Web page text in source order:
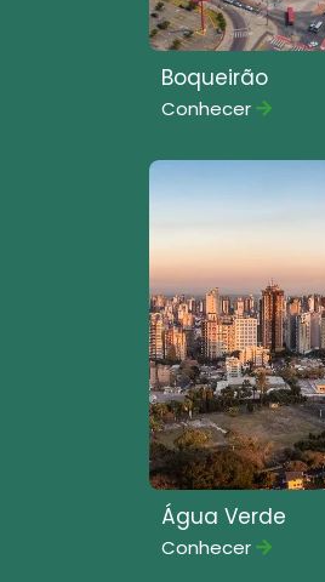
Boqueirão
Conhecer
Água Verde
Conhecer